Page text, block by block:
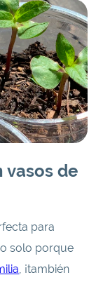
vasos de
para
solo porque
, ¡también